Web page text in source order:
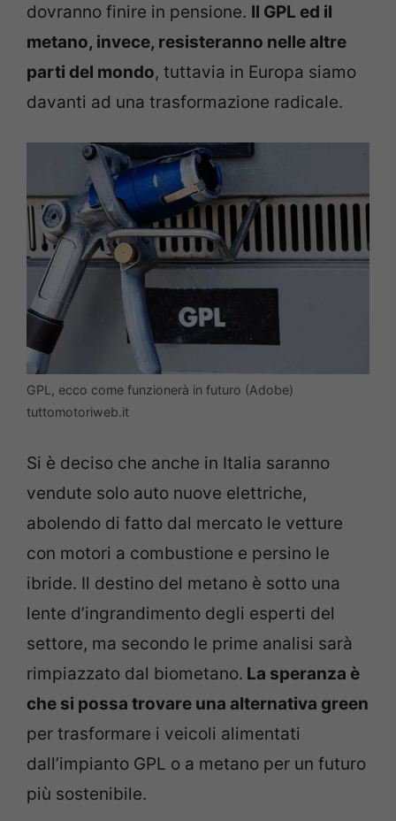
dovranno finire in pensione. Il GPL ed il
metano, invece, resisteranno nelle altre
parti del mondo, tuttavia in Europa siamo
davanti ad una trasformazione radicale.
GPL, ecco come funzionerà in futuro (Adobe)
tuttomotoriweb.it
Si è deciso che anche in Italia saranno
vendute solo auto nuove elettriche,
abolendo di fatto dal mercato le vetture
con motori a combustione e persino le
ibride. Il destino del metano è sotto una
lente d’ingrandimento degli esperti del
settore, ma secondo le prime analisi sarà
rimpiazzato dal biometano. La speranza è
che si possa trovare una alternativa green
per trasformare i veicoli alimentati
dall’impianto GPL o a metano per un futuro
più sostenibile.